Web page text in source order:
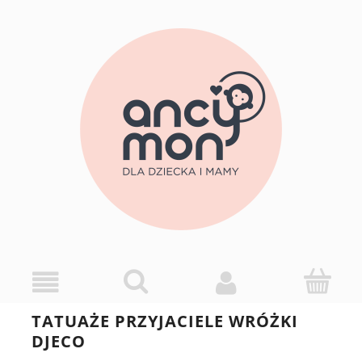
TATUAŻE PRZYJACIELE WRÓŻKI
DJECO